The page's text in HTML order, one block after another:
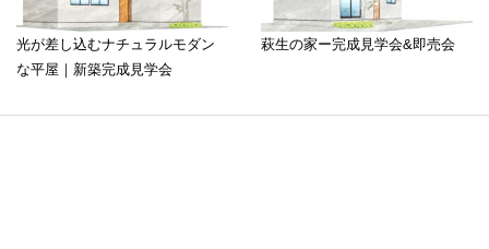
光が差し込むナチュラルモダン
な平屋｜新築完成見学会
萩生の家ー完成見学会&即売会